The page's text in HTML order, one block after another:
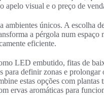
apelo visual e o preço de
ambientes únicos. A escolha
a pérgola num espaço
eficiente.
LED embutido, fitas de
para definir zonas e prolongar
estas opções com plantas
ervas aromáticas para